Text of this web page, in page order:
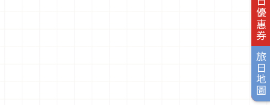
旅日優惠券
旅日地圖